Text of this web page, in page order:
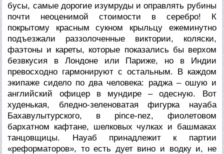
бусы, самые дорогие изумруды и оправлять рубины
почти неоценимой стоимости в серебро! К
покрытому красным сукном крыльцу ежеминутно
подъезжали раззолоченные виктории, коляски,
фаэтоны и кареты, которые показались бы верхом
безвкусия в Лондоне или Париже, но в Индии
превосходно гармонируют с остальным. В каждом
экипаже сидело по два человека: раджа – ошую и
английский офицер в мундире – одесную. Вот
худенькая, бледно-зеленоватая фигурка науаба
Бахавулытурского, в pince-nez, фиолетовом
бархатном кафтане, шелковых чулках и башмаках
танцовщицы. Науаб принадлежит к партии
«реформаторов», то есть дует вино и водку и, не